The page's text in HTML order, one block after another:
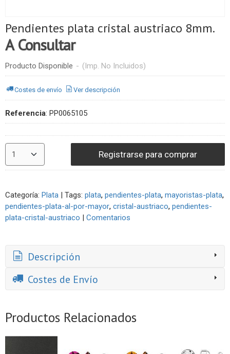
Pendientes plata cristal austriaco 8mm.
A Consultar
Producto Disponible - (Imp. No Incluidos)
Costes de envío Ver descripción
Referencia: PP0065105
Registrarse para comprar
Categoría: Plata | Tags: plata pendientes-plata mayoristas-plata
pendientes-plata-al-por-mayor cristal-austriaco pendientes-
plata-cristal-austriaco | Comentarios
Descripción
Costes de Envío
Productos Relacionados